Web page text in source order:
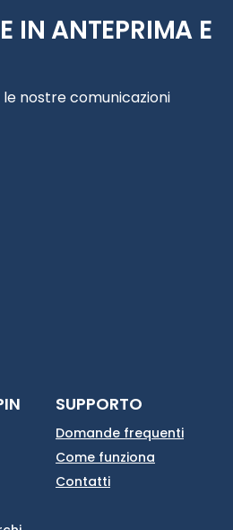
IN ANTEPRIMA E
nostre comunicazioni
SUPPORTO
Domande frequenti
Come funziona
Contatti